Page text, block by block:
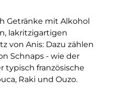
Getränke mit Alkohol
lakritzigartigen
von Anis: Dazu zählen
Schnaps - wie der
typisch französische
Raki und Ouzo.